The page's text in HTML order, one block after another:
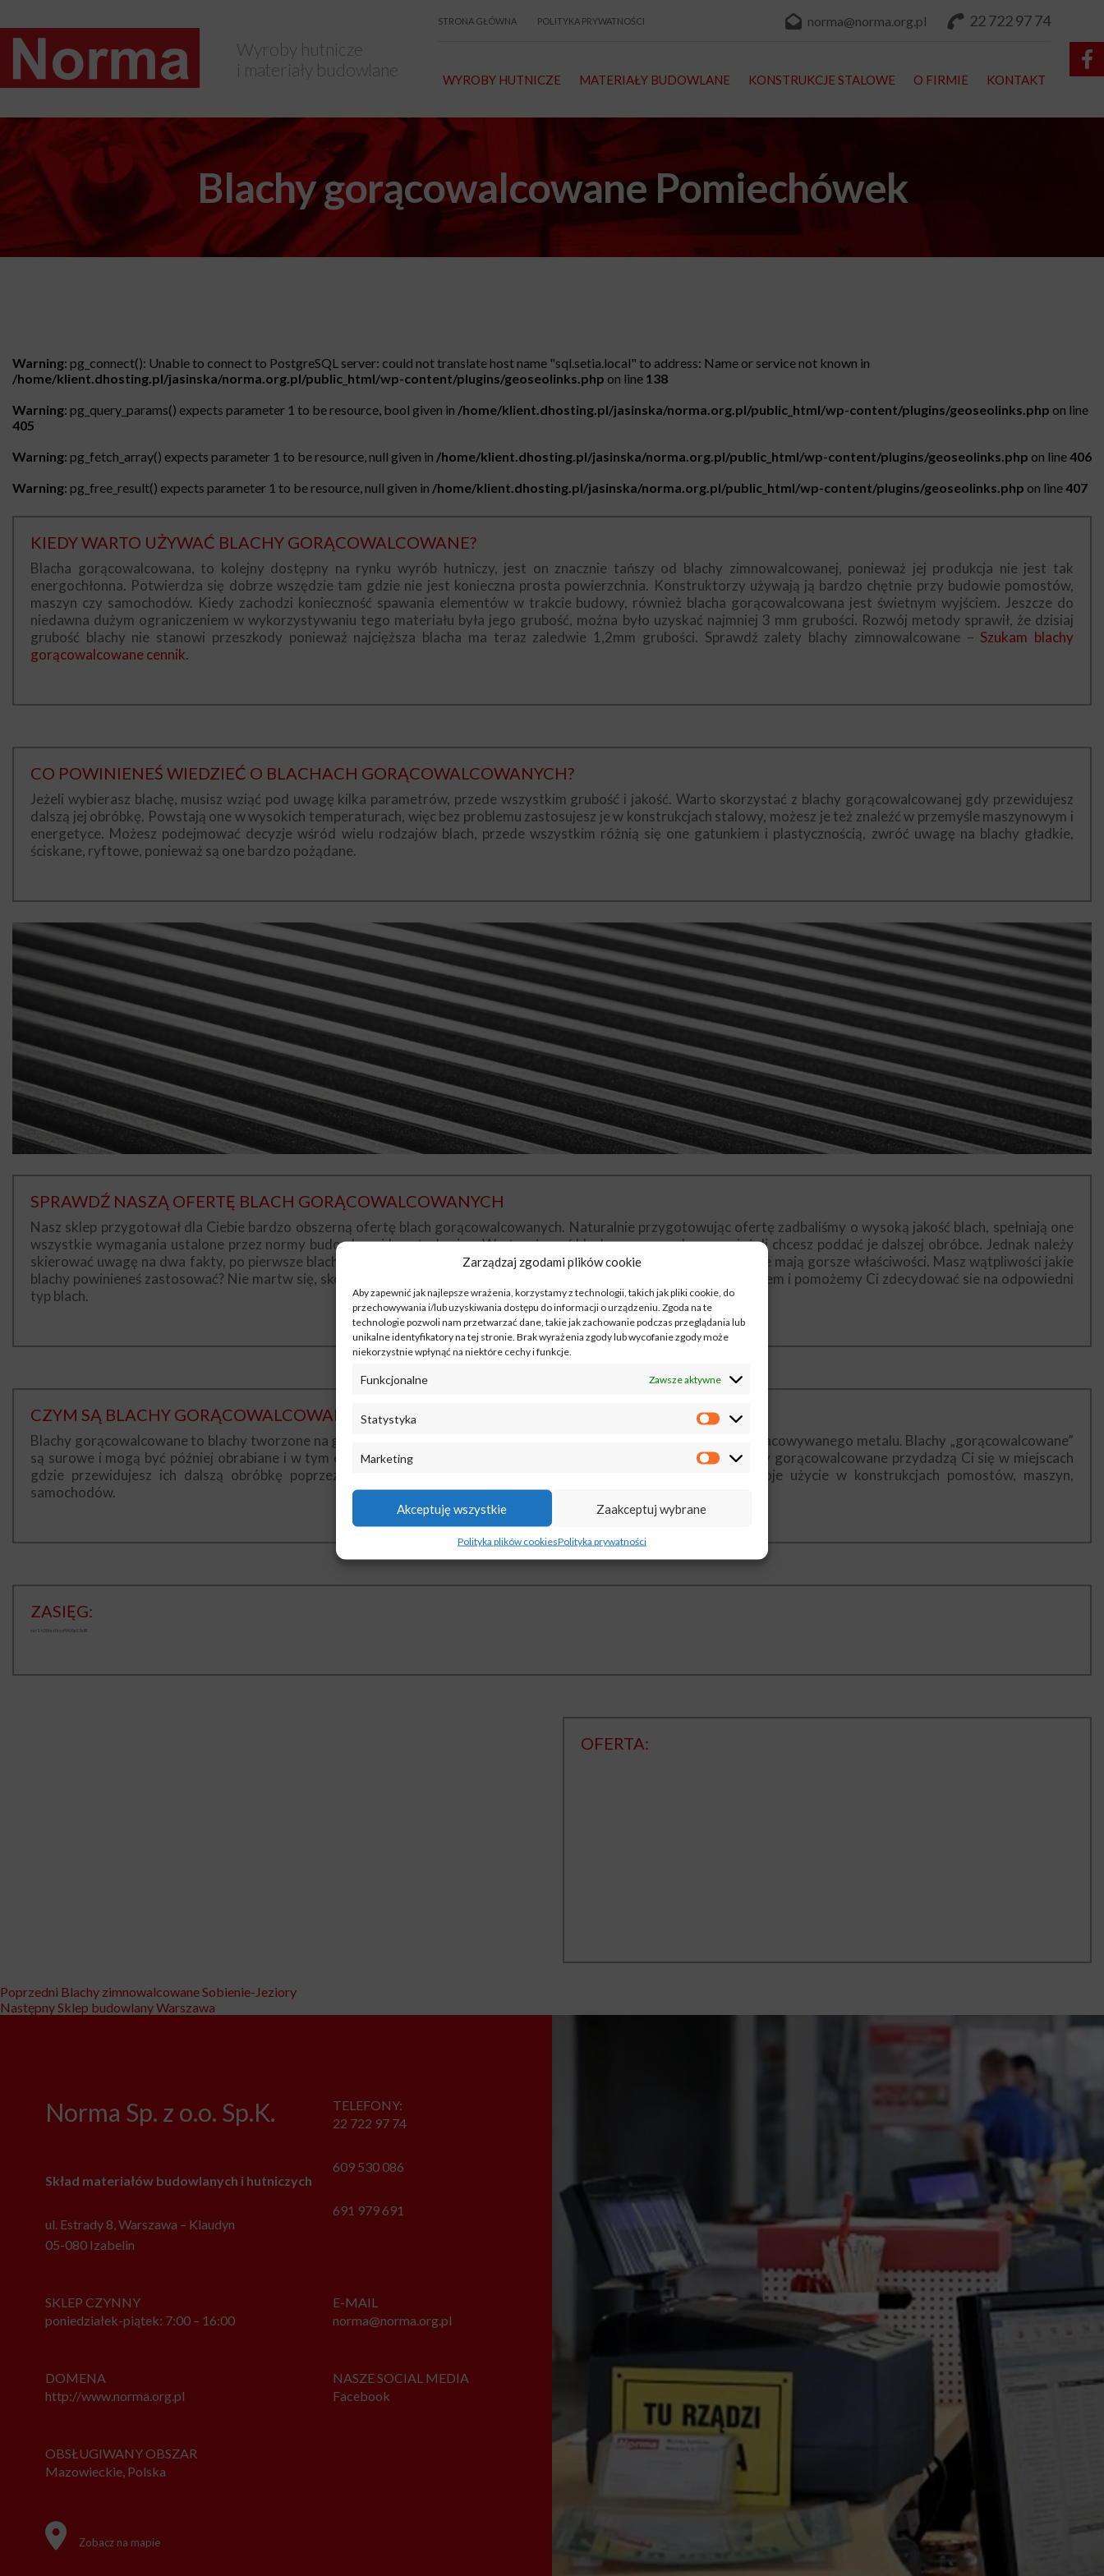
Zarządzaj zgodami plików cookie
Aby zapewnić jak najlepsze wrażenia, korzystamy z technologii, takich jak pliki cookie, do
przechowywania i/lub uzyskiwania dostępu do informacji o urządzeniu. Zgoda na te
technologie pozwoli nam przetwarzać dane, takie jak zachowanie podczas przeglądania lub
unikalne identyfikatory na tej stronie. Brak wyrażenia zgody lub wycofanie zgody może
niekorzystnie wpłynąć na niektóre cechy i funkcje.
Funkcjonalne Zawsze aktywne
Statystyka
Marketing
Akceptuję wszystkie Zaakceptuj wybrane
Polityka plików cookiesPolityka prywatności
Wyroby hutnicze
i materiały budowlane
STRONA GŁÓWNA POLITYKA PRYWATNOŚCI norma@norma.org.pl 22 722 97 74
WYROBY HUTNICZE MATERIAŁY BUDOWLANE KONSTRUKCJE STALOWE O FIRMIE KONTAKT
Blachy gorącowalcowane Pomiechówek
Warning: pg_connect(): Unable to connect to PostgreSQL server: could not translate host name "sql.setia.local" to address: Name or service not known in
/home/klient.dhosting.pl/jasinska/norma.org.pl/public_html/wp-content/plugins/geoseolinks.php on line 138
Warning: pg_query_params() expects parameter 1 to be resource, bool given in /home/klient.dhosting.pl/jasinska/norma.org.pl/public_html/wp-content/plugins/geoseolinks.php on line
405
Warning: pg_fetch_array() expects parameter 1 to be resource, null given in /home/klient.dhosting.pl/jasinska/norma.org.pl/public_html/wp-content/plugins/geoseolinks.php on line406
Warning: pg_free_result() expects parameter 1 to be resource, null given in /home/klient.dhosting.pl/jasinska/norma.org.pl/public_html/wp-content/plugins/geoseolinks.php on line407
KIEDY WARTO UŻYWAĆ BLACHY GORĄCOWALCOWANE?
Blacha gorącowalcowana, to kolejny dostępny na rynku wyrób hutniczy, jest on znacznie tańszy od blachy zimnowalcowanej, ponieważ jej produkcja nie jest tak
energochłonna. Potwierdza się dobrze wszędzie tam gdzie nie jest konieczna prosta powierzchnia. Konstruktorzy używają ją bardzo chętnie przy budowie pomostów,
maszyn czy samochodów. Kiedy zachodzi konieczność spawania elementów w trakcie budowy, również blacha gorącowalcowana jest świetnym wyjściem. Jeszcze do
niedawna dużym ograniczeniem w wykorzystywaniu tego materiału była jego grubość, można było uzyskać najmniej 3 mm grubości. Rozwój metody sprawił, że dzisiaj
grubość blachy nie stanowi przeszkody ponieważ najcięższa blacha ma teraz zaledwie 1,2mm grubości. Sprawdź zalety blachy zimnowalcowane – Szukam blachy
gorącowalcowane cennik.
CO POWINIENEŚ WIEDZIEĆ O BLACHACH GORĄCOWALCOWANYCH?
Jeżeli wybierasz blachę, musisz wziąć pod uwagę kilka parametrów, przede wszystkim grubość i jakość. Warto skorzystać z blachy gorącowalcowanej gdy przewidujesz
dalszą jej obróbkę. Powstają one w wysokich temperaturach, więc bez problemu zastosujesz je w konstrukcjach stalowy, możesz je też znaleźć w przemyśle maszynowym i
energetyce. Możesz podejmować decyzje wśród wielu rodzajów blach, przede wszystkim różnią się one gatunkiem i plastycznością, zwróć uwagę na blachy gładkie,
ściskane, ryftowe, ponieważ są one bardzo pożądane.
SPRAWDŹ NASZĄ OFERTĘ BLACH GORĄCOWALCOWANYCH
Nasz sklep przygotował dla Ciebie bardzo obszerną ofertę blach gorącowalcowanych. Naturalnie przygotowując ofertę zadbaliśmy o wysoką jakość blach, spełniają one
wszystkie wymagania ustalone przez normy budowlane i konstrukcyjne. Warto używać blachy gorącowalcowane jeżeli chcesz poddać je dalszej obróbce. Jednak należy
skierować uwagę na dwa fakty, po pierwsze blachy gorącowalcowane są grubsze niż blachy zimnowalcowane, po drugie mają gorsze właściwości. Masz wątpliwości jakie
blachy powinieneś zastosować? Nie martw się, skontaktuj się z nami, podzielimy się z Tobą nasza wiedza i doświadczeniem i pomożemy Ci zdecydować sie na odpowiedni
typ blach.
CZYM SĄ BLACHY GORĄCOWALCOWANE?
Blachy gorącowalcowane to blachy tworzone na gorąco, tzn. w temperaturze lepszej niż temperatura plastyczności opracowywanego metalu. Blachy „gorącowalcowane”
są surowe i mogą być później obrabiane i w tym etapie powstaje blacha zimnowalcowana „obrabiana” na zimno. Blachy gorącowalcowane przydadzą Ci się w miejscach
gdzie przewidujesz ich dalszą obróbkę poprzez zgrzewanie, zginanie, itp.. Blacha gorącowalcowana znajduje swoje użycie w konstrukcjach pomostów, maszyn,
samochodów.
ZASIĘG:
var5-tOUrasYaycrWU0p15s8E
OFERTA:
Nawigacja
wpisu
Poprzedni Poprzedni
wpis:
Blachy zimnowalcowane Sobienie-Jeziory
Następny Następny
Sklep budowlany Warszawa
Norma Sp. z o.o. Sp.K.
Skład materiałów budowlanych i hutniczych
ul. Estrady 8, Warszawa – Klaudyn
05-080 Izabelin
TELEFONY:
22 722 97 74
609 530 086
691 979 691
SKLEP CZYNNY
poniedziałek-piątek: 7:00 – 16:00
E-MAIL
norma@norma.org.pl
DOMENA
http://www.norma.org.pl
NASZE SOCIAL MEDIA
Facebook
OBSŁUGIWANY OBSZAR
Mazowieckie, Polska
Zobacz na mapie